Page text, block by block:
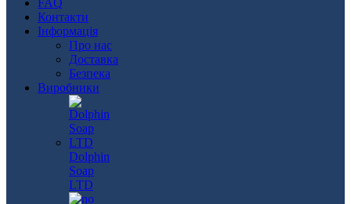
FAQ
Контакти
Інформація
Про нас
Доставка
Безпека
Виробники
Dolphin
Soap
LTD